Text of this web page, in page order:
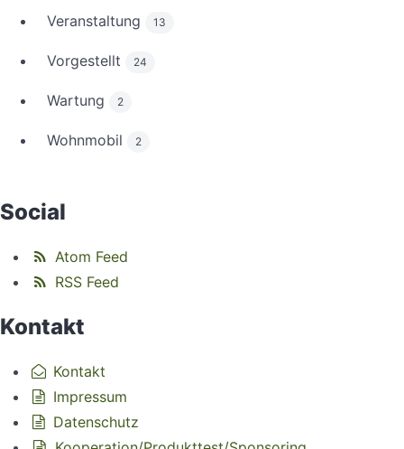
Veranstaltung 13
Vorgestellt 24
Wartung 2
Wohnmobil 2
Social
Atom Feed
RSS Feed
Kontakt
Kontakt
Impressum
Datenschutz